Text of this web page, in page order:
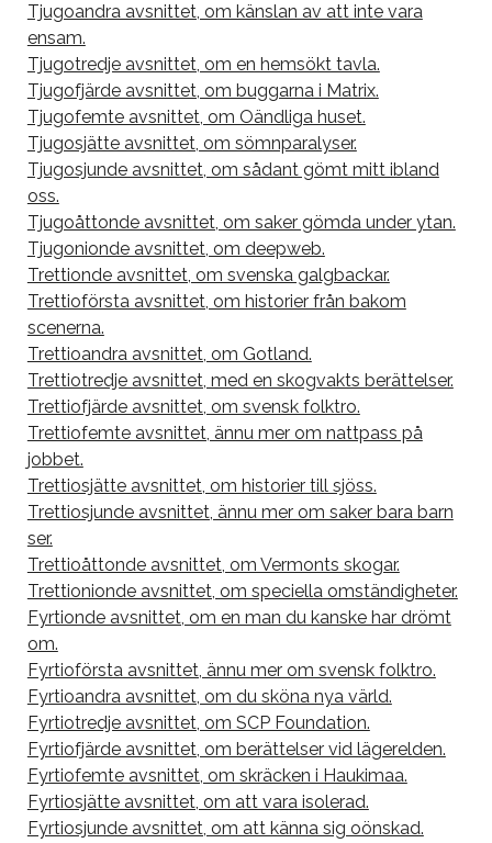
Tjugoandra avsnittet, om känslan av att inte vara
ensam.
Tjugotredje avsnittet, om en hemsökt tavla.
Tjugofjärde avsnittet, om buggarna i Matrix.
Tjugofemte avsnittet, om Oändliga huset.
Tjugosjätte avsnittet, om sömnparalyser.
Tjugosjunde avsnittet, om sådant gömt mitt ibland
oss.
Tjugoåttonde avsnittet, om saker gömda under ytan.
Tjugonionde avsnittet, om deepweb.
Trettionde avsnittet, om svenska galgbackar.
Trettioförsta avsnittet, om historier från bakom
scenerna.
Trettioandra avsnittet, om Gotland.
Trettiotredje avsnittet, med en skogvakts berättelser.
Trettiofjärde avsnittet, om svensk folktro.
Trettiofemte avsnittet, ännu mer om nattpass på
jobbet.
Trettiosjätte avsnittet, om historier till sjöss.
Trettiosjunde avsnittet, ännu mer om saker bara barn
ser.
Trettioåttonde avsnittet, om Vermonts skogar.
Trettionionde avsnittet, om speciella omständigheter.
Fyrtionde avsnittet, om en man du kanske har drömt
om.
Fyrtioförsta avsnittet, ännu mer om svensk folktro.
Fyrtioandra avsnittet, om du sköna nya värld.
Fyrtiotredje avsnittet, om SCP Foundation.
Fyrtiofjärde avsnittet, om berättelser vid lägerelden.
Fyrtiofemte avsnittet, om skräcken i Haukimaa.
Fyrtiosjätte avsnittet, om att vara isolerad.
Fyrtiosjunde avsnittet, om att känna sig oönskad.